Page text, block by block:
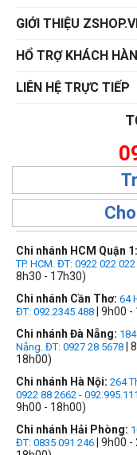
GIỚI THIỆU
HỔ TRỢ KHÁCH
LIÊN HỆ TRỰC TIẾP
Chi nhánh HCM Quận 1:
TP. HCM. ĐT: 0922 022 022
8h30 - 17h30)
Chi nhánh Cần Thơ: 64
ĐT: 092.2345.488 | 9h00
Chi nhánh Đà Nẵng:
Nẵng. ĐT: 0927 28 5678 |
18h00)
Chi nhánh Hà Nội: 264
0922 88 2662 -
9h00 - 18h00)
Chi nhánh Hải Phòng:
ĐT: 0835 091 246 | 9h00